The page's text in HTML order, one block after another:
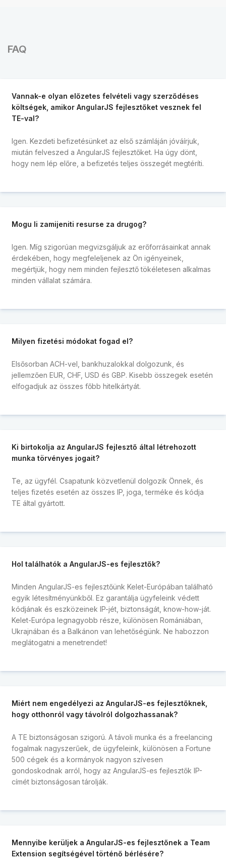
FAQ
Vannak-e olyan előzetes felvételi vagy szerződéses
költségek, amikor AngularJS fejlesztőket vesznek fel
TE-val?
Igen. Kezdeti befizetésünket az első számláján jóváírjuk,
miután felveszed a AngularJS fejlesztőket. Ha úgy dönt,
hogy nem lép előre, a befizetés teljes összegét megtéríti.
Mogu li zamijeniti resurse za drugog?
Igen. Míg szigorúan megvizsgáljuk az erőforrásainkat annak
érdekében, hogy megfeleljenek az Ön igényeinek,
megértjük, hogy nem minden fejlesztő tökéletesen alkalmas
minden vállalat számára.
Milyen fizetési módokat fogad el?
Elsősorban ACH-vel, bankhuzalokkal dolgozunk, és
jellemzően EUR, CHF, USD és GBP. Kisebb összegek esetén
elfogadjuk az összes főbb hitelkártyát.
Ki birtokolja az AngularJS fejlesztő által létrehozott
munka törvényes jogait?
Te, az ügyfél. Csapatunk közvetlenül dolgozik Önnek, és
teljes fizetés esetén az összes IP, joga, terméke és kódja
TE által gyártott.
Hol találhatók a AngularJS-es fejlesztők?
Minden AngularJS-es fejlesztőünk Kelet-Európában található
egyik létesítményünkből. Ez garantálja ügyfeleink védett
kódjának és eszközeinek IP-jét, biztonságát, know-how-ját.
Kelet-Európa legnagyobb része, különösen Romániában,
Ukrajnában és a Balkánon van lehetőségünk. Ne habozzon
meglátogatni a menetrendet!
Miért nem engedélyezi az AngularJS-es fejlesztőknek,
hogy otthonról vagy távolról dolgozhassanak?
A TE biztonságosan szigorú. A távoli munka és a freelancing
fogalmak nagyszerűek, de ügyfeleink, különösen a Fortune
500 cégek és a kormányok nagyon szívesen
gondoskodnak arról, hogy az AngularJS-es fejlesztők IP-
címét biztonságosan tárolják.
Mennyibe kerüljek a AngularJS-es fejlesztőnek a Team
Extension segítségével történő bérlésére?